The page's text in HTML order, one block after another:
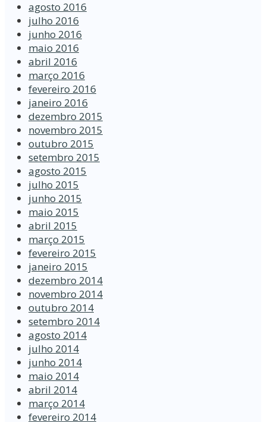
agosto 2016
julho 2016
junho 2016
maio 2016
abril 2016
março 2016
fevereiro 2016
janeiro 2016
dezembro 2015
novembro 2015
outubro 2015
setembro 2015
agosto 2015
julho 2015
junho 2015
maio 2015
abril 2015
março 2015
fevereiro 2015
janeiro 2015
dezembro 2014
novembro 2014
outubro 2014
setembro 2014
agosto 2014
julho 2014
junho 2014
maio 2014
abril 2014
março 2014
fevereiro 2014